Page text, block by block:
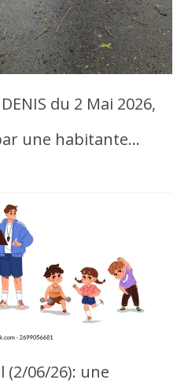
du 2 Mai 2026,
une habitante…
(2/06/26): une